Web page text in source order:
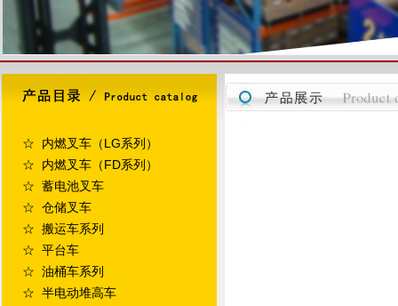
☆ 内燃叉车（LG系列）
☆ 内燃叉车（FD系列）
☆ 蓄电池叉车
☆ 仓储叉车
☆ 搬运车系列
☆ 平台车
☆ 油桶车系列
☆ 半电动堆高车